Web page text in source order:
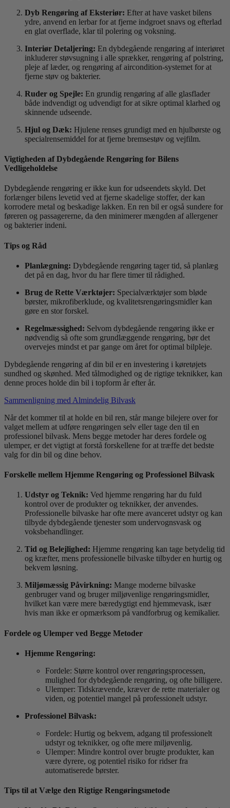
Dyb Rengøring af Eksteriør: Efter at have vasket bilens
ydre, anvend en lerbar for at fjerne indgroet snavs og efterlad
en glat overflade, klar til polering og voksning.
Interiør Detaljering: En dybdegående rengøring af interiøret
inkluderer støvsugning i alle sprækker, rengøring af polstring,
pleje af læder, og rengøring af aircondition-systemet for at
fjerne støv og bakterier.
Ruder og Spejle: En grundig rengøring af alle glasflader
både indvendigt og udvendigt for at sikre optimal klarhed og
skinnende udseende.
Hjul og Dæk: Hjulene renses grundigt med en hjulbørste og
specialrensemiddel for at fjerne bremsestøv og vejfilm.
Vigtigheden af Dybdegående Rengøring for Bilens
Vedligeholdelse
Dybdegående rengøring er ikke kun for udseendets skyld. Det
forlænger bilens levetid ved at fjerne skadelige stoffer, der kan
korrodere metal og beskadige lakken. En ren bil er også sundere for
føreren og passagererne, da den minimerer mængden af allergener
og bakterier indeni.
Tips og Råd
Planlægning: Dybdegående rengøring tager tid, så planlæg
det på en dag, hvor du har flere timer til rådighed.
Brug de Rette Værktøjer: Specialværktøjer som bløde
børster, mikrofiberklude, og kvalitetsrengøringsmidler kan
gøre en stor forskel.
Regelmæssighed: Selvom dybdegående rengøring ikke er
nødvendig så ofte som grundlæggende rengøring, bør det
overvejes mindst et par gange om året for optimal bilpleje.
Dybdegående rengøring af din bil er en investering i køretøjets
sundhed og skønhed. Med tålmodighed og de rigtige teknikker, kan
denne proces holde din bil i topform år efter år.
Sammenligning med Almindelig Bilvask
Når det kommer til at holde en bil ren, står mange bilejere over for
valget mellem at udføre rengøringen selv eller tage den til en
professionel bilvask. Mens begge metoder har deres fordele og
ulemper, er det vigtigt at forstå forskellene for at træffe det bedste
valg for din bil og dine behov.
Forskelle mellem Hjemme Rengøring og Professionel Bilvask
Udstyr og Teknik: Ved hjemme rengøring har du fuld
kontrol over de produkter og teknikker, der anvendes.
Professionelle bilvaske har ofte mere avanceret udstyr og kan
tilbyde dybdegående tjenester som undervognsvask og
voksbehandlinger.
Tid og Belejlighed: Hjemme rengøring kan tage betydelig tid
og kræfter, mens professionelle bilvaske tilbyder en hurtig og
bekvem løsning.
Miljømæssig Påvirkning: Mange moderne bilvaske
genbruger vand og bruger miljøvenlige rengøringsmidler,
hvilket kan være mere bæredygtigt end hjemmevask, især
hvis man ikke er opmærksom på vandforbrug og kemikalier.
Fordele og Ulemper ved Begge Metoder
Hjemme Rengøring:
Fordele: Større kontrol over rengøringsprocessen,
mulighed for dybdegående rengøring, og ofte billigere.
Ulemper: Tidskrævende, kræver de rette materialer og
viden, og potentiel mangel på professionelt udstyr.
Professionel Bilvask:
Fordele: Hurtig og bekvem, adgang til professionelt
udstyr og teknikker, og ofte mere miljøvenlig.
Ulemper: Mindre kontrol over brugte produkter, kan
være dyrere, og potentiel risiko for ridser fra
automatiserede børster.
Tips til at Vælge den Rigtige Rengøringsmetode